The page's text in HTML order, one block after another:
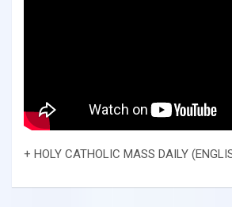
+ HOLY CATHOLIC MASS DAILY